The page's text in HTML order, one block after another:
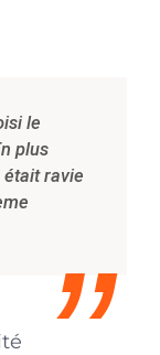
le
plus
était ravie